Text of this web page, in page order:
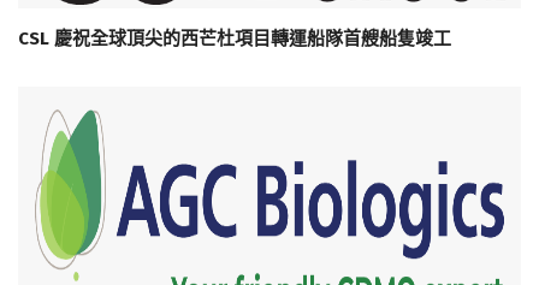
CSL 慶祝全球頂尖的西芒杜項目轉運船隊首艘船隻竣工